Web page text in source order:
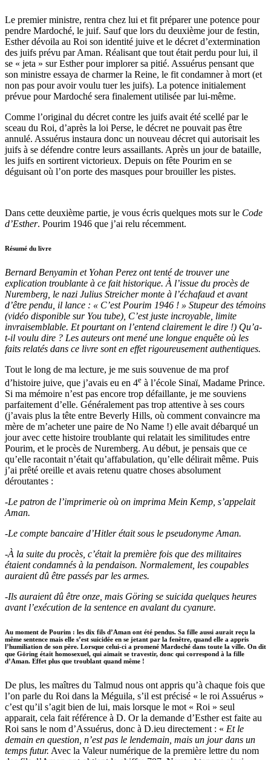
Le premier ministre, rentra chez lui et fit préparer une potence pour
pendre Mardoché, le juif. Sauf que lors du deuxième jour de festin,
Esther dévoila au Roi son identité juive et le décret d’extermination
des juifs prévu par Aman. Réalisant que tout était perdu pour lui, il
se « jeta » sur Esther pour implorer sa pitié. Assuérus pensant que
son ministre essaya de charmer la Reine, le fit condamner à mort (et
non pas pour avoir voulu tuer les juifs). La potence initialement
prévue pour Mardoché sera finalement utilisée par lui-même.
Comme l’original du décret contre les juifs avait été scellé par le
sceau du Roi, d’après la loi Perse, le décret ne pouvait pas être
annulé. Assuérus instaura donc un nouveau décret qui autorisait les
juifs à se défendre contre leurs assaillants. Après un jour de bataille,
les juifs en sortirent victorieux. Depuis on fête Pourim en se
déguisant où l’on porte des masques pour brouiller les pistes.
Dans cette deuxième partie, je vous écris quelques mots sur le Code
d’Esther. Pourim 1946 que j’ai relu récemment.
Résumé du livre
Bernard Benyamin et Yohan Perez ont tenté de trouver une
explication troublante à ce fait historique. À l’issue du procès de
Nuremberg, le nazi Julius Streicher monte à l’échafaud et avant
d’être pendu, il lance : « C’est Pourim 1946 ! » Stupeur des témoins
(vidéo disponible sur You tube), C’est juste incroyable, limite
invraisemblable. Et pourtant on l’entend clairement le dire !) Qu’a-
t-il voulu dire ? Les auteurs ont mené une longue enquête où les
faits relatés dans ce livre sont en effet rigoureusement authentiques.
Tout le long de ma lecture, je me suis souvenue de ma prof
d’histoire juive, que j’avais eu en 4e à l’école Sinaï, Madame Prince.
Si ma mémoire n’est pas encore trop défaillante, je me souviens
parfaitement d’elle. Généralement pas trop attentive à ses cours
(j’avais plus la tête entre Beverly Hills, où comment convaincre ma
mère de m’acheter une paire de No Name !) elle avait débarqué un
jour avec cette histoire troublante qui relatait les similitudes entre
Pourim, et le procès de Nuremberg. Au début, je pensais que ce
qu’elle racontait n’était qu’affabulation, qu’elle délirait même. Puis
j’ai prêté oreille et avais retenu quatre choses absolument
déroutantes :
-Le patron de l’imprimerie où on imprima Mein Kemp, s’appelait
Aman.
-Le compte bancaire d’Hitler était sous le pseudonyme Aman.
-À la suite du procès, c’était la première fois que des militaires
étaient condamnés à la pendaison. Normalement, les coupables
auraient dû être passés par les armes.
-Ils auraient dû être onze, mais Göring se suicida quelques heures
avant l’exécution de la sentence en avalant du cyanure.
Au moment de Pourim : les dix fils d’Aman ont été pendus. Sa fille aussi aurait reçu la
même sentence mais elle s’est suicidée en se jetant par la fenêtre, quand elle a appris
l’humiliation de son père. Lorsque celui-ci a promené Mardoché dans toute la ville. On dit
que Göring était homosexuel, qui aimait se travestir, donc qui correspond à la fille
d’Aman. Effet plus que troublant quand même !
De plus, les maîtres du Talmud nous ont appris qu’à chaque fois que
l’on parle du Roi dans la Méguila, s’il est précisé « le roi Assuérus »
c’est qu’il s’agit bien de lui, mais lorsque le mot « Roi » seul
apparait, cela fait référence à D. Or la demande d’Esther est faite au
Roi sans le nom d’Assuérus, donc à D.ieu directement : « Et le
demain en question, n’est pas le lendemain, mais un jour dans un
temps futur. Avec la Valeur numérique de la première lettre du nom